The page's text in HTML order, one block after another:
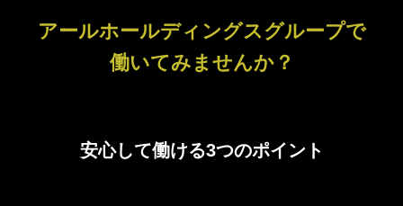
アールホールディングスグループで
働いてみませんか？
安心して働ける3つのポイント